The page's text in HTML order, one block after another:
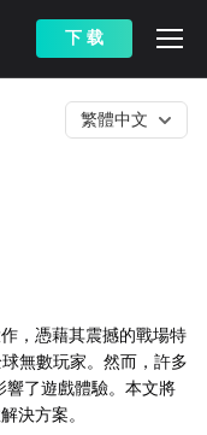
下 载
繁體中文
，憑藉其震撼的戰場特
無數玩家。然而，許多
響了遊戲體驗。本文將
決方案。